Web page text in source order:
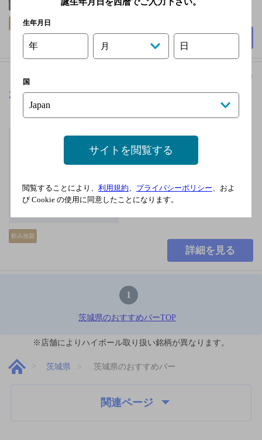
飲み放題 個室あり
130席
詳細を見る
Zop [ダイニングバー]
飲み放題
ＪＲ 勝田駅 東口 徒歩5
分
不定休日あり
満
詳細を見る
1
茨城県のおすすめバーTOP
※店舗によりハイボール取り扱い銘柄が異なります。
茨城県 茨城県のおすすめバー
関連ページ
生年月日
年 月 日
国
サイトを閲覧する
閲覧することにより、 利用規約 プライバシーポリシー 、およ
び Cookie の使用に同意したことになります。